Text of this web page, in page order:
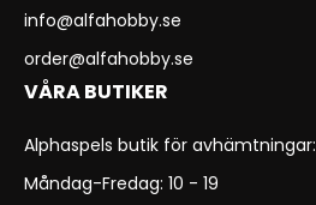
info@alfahobby.se
order@alfahobby.se
VÅRA BUTIKER
Alphaspels butik för avhämtningar:
Måndag-Fredag: 10 - 19